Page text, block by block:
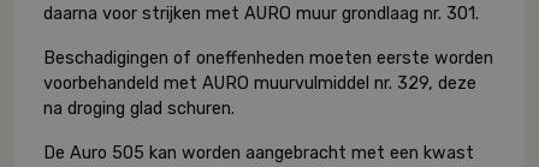
daarna voor strijken met AURO muur grondlaag nr. 301.
Beschadigingen of oneffenheden moeten eerste worden
voorbehandeld met AURO muurvulmiddel nr. 329, deze
na droging glad schuren.
De Auro 505 kan worden aangebracht met een kwast